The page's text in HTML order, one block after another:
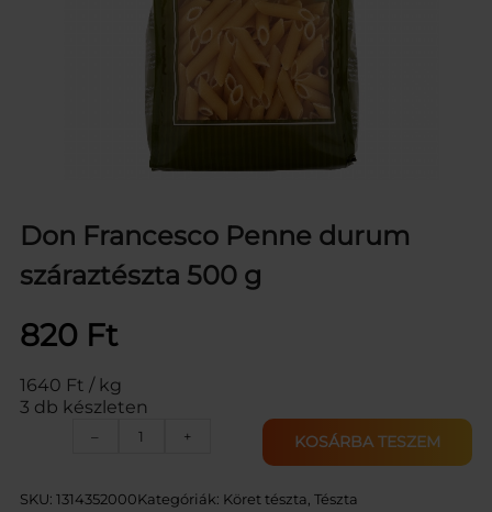
Don Francesco Penne durum
száraztészta 500 g
820 Ft
1640 Ft / kg
3 db készleten
–
D
F
+ KOSÁRBA TESZEM
SKU: 1314352000Kategóriák: Köret tészta Tészta